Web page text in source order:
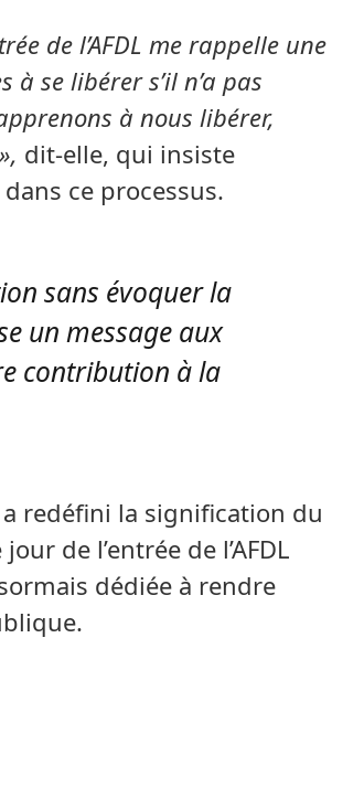
de l’AFDL me rappelle une
se libérer s’il n’a pas
à nous libérer,
dit-elle, qui insiste
ce processus.
sans évoquer la
un message aux
contribution à la
redéfini la signification du
de l’entrée de l’AFDL
dédiée à rendre